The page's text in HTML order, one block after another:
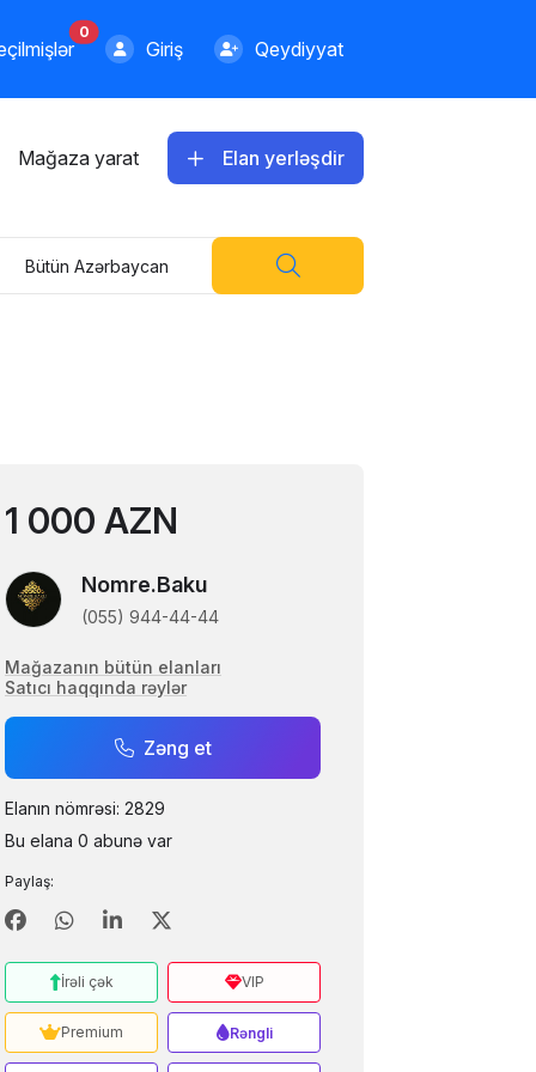
0
Giriş Qeydiyyat
Mağaza yarat Elan yerləşdir
Bütün Azərbaycan
1 000 AZN
Nomre.Baku
(055) 944-44-44
Mağazanın bütün elanları
Satıcı haqqında rəylər
Zəng et
Elanın nömrəsi: 2829
Bu elana 0 abunə var
Paylaş:
İrəli çək VIP
Premium Rəngli